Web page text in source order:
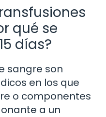
qué se
días?
sangre son
en los que
o componentes
a un